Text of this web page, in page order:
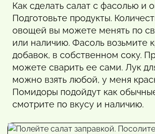
Как сделать салат с фасолью и
Подготовьте продукты.
овощей вы можете менять по
или наличию. Фасоль возьмите
добавок, в собственном соку.
можете сварить ее сами. Лук
можно взять любой, у меня
Помидоры подойдут как
смотрите по вкусу и наличию.